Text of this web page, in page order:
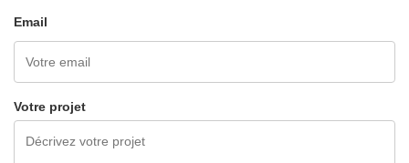
Email
Votre projet